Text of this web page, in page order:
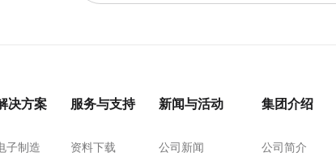
决方案
子制造
服务与支持
资料下载
新闻与活动
公司新闻
集团介绍
公司简介